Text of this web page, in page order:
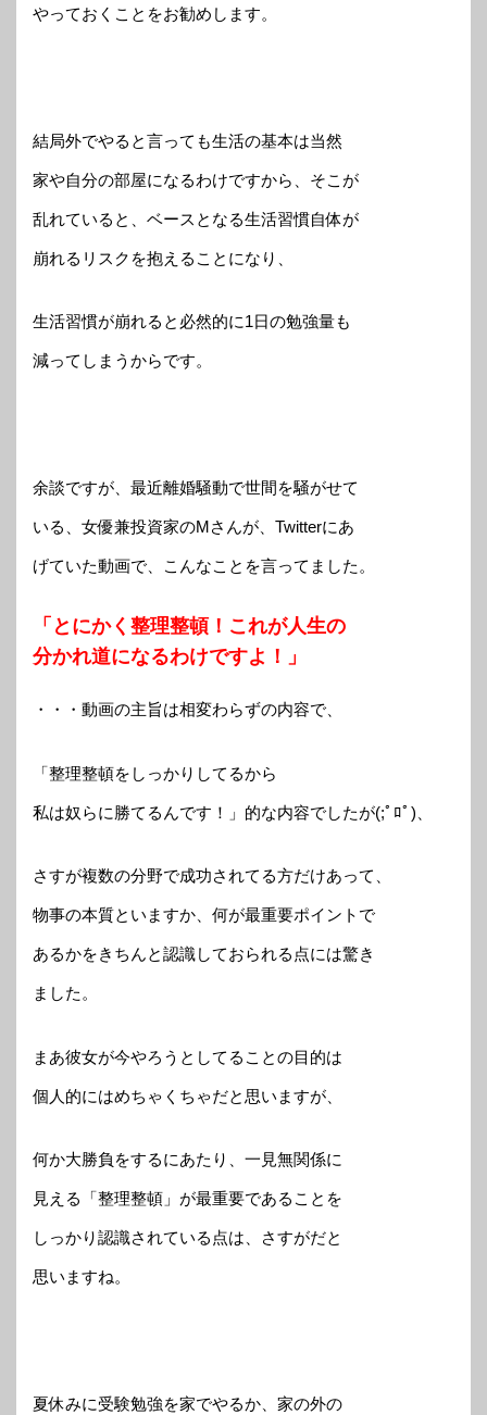
やっておくことをお勧めします。
結局外でやると言っても生活の基本は当然
家や自分の部屋になるわけですから、そこが
乱れていると、ベースとなる生活習慣自体が
崩れるリスクを抱えることになり、
生活習慣が崩れると必然的に1日の勉強量も
減ってしまうからです。
余談ですが、最近離婚騒動で世間を騒がせて
いる、女優兼投資家のMさんが、Twitterにあ
げていた動画で、こんなことを言ってました。
「とにかく整理整頓！これが人生の
分かれ道になるわけですよ！」
・・・動画の主旨は相変わらずの内容で、
「整理整頓をしっかりしてるから
私は奴らに勝てるんです！」的な内容でしたが(;ﾟﾛﾟ)、
さすが複数の分野で成功されてる方だけあって、
物事の本質といますか、何が最重要ポイントで
あるかをきちんと認識しておられる点には驚き
ました。
まあ彼女が今やろうとしてることの目的は
個人的にはめちゃくちゃだと思いますが、
何か大勝負をするにあたり、一見無関係に
見える「整理整頓」が最重要であることを
しっかり認識されている点は、さすがだと
思いますね。
夏休みに受験勉強を家でやるか、家の外の